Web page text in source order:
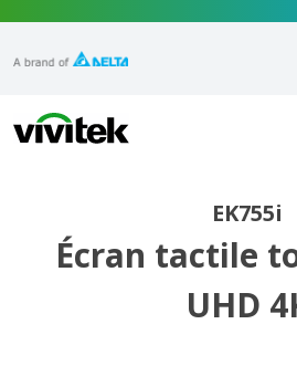
Vivitek
EK755i
Écran tactile
UHD